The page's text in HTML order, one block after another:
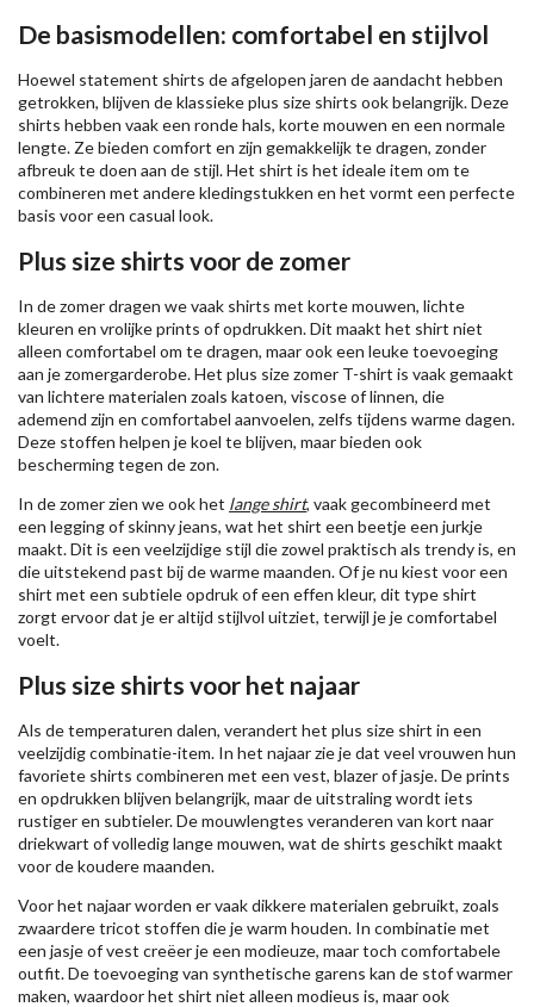
De basismodellen: comfortabel en stijlvol
Hoewel statement shirts de afgelopen jaren de aandacht hebben
getrokken, blijven de klassieke plus size shirts ook belangrijk. Deze
shirts hebben vaak een ronde hals, korte mouwen en een normale
lengte. Ze bieden comfort en zijn gemakkelijk te dragen, zonder
afbreuk te doen aan de stijl. Het shirt is het ideale item om te
combineren met andere kledingstukken en het vormt een perfecte
basis voor een casual look.
Plus size shirts voor de zomer
In de zomer dragen we vaak shirts met korte mouwen, lichte
kleuren en vrolijke prints of opdrukken. Dit maakt het shirt niet
alleen comfortabel om te dragen, maar ook een leuke toevoeging
aan je zomergarderobe. Het plus size zomer T-shirt is vaak gemaakt
van lichtere materialen zoals katoen, viscose of linnen, die
ademend zijn en comfortabel aanvoelen, zelfs tijdens warme dagen.
Deze stoffen helpen je koel te blijven, maar bieden ook
bescherming tegen de zon.
In de zomer zien we ook het lange shirt, vaak gecombineerd met
een legging of skinny jeans, wat het shirt een beetje een jurkje
maakt. Dit is een veelzijdige stijl die zowel praktisch als trendy is, en
die uitstekend past bij de warme maanden. Of je nu kiest voor een
shirt met een subtiele opdruk of een effen kleur, dit type shirt
zorgt ervoor dat je er altijd stijlvol uitziet, terwijl je je comfortabel
voelt.
Plus size shirts voor het najaar
Als de temperaturen dalen, verandert het plus size shirt in een
veelzijdig combinatie-item. In het najaar zie je dat veel vrouwen hun
favoriete shirts combineren met een vest, blazer of jasje. De prints
en opdrukken blijven belangrijk, maar de uitstraling wordt iets
rustiger en subtieler. De mouwlengtes veranderen van kort naar
driekwart of volledig lange mouwen, wat de shirts geschikt maakt
voor de koudere maanden.
Voor het najaar worden er vaak dikkere materialen gebruikt, zoals
zwaardere tricot stoffen die je warm houden. In combinatie met
een jasje of vest creëer je een modieuze, maar toch comfortabele
outfit. De toevoeging van synthetische garens kan de stof warmer
maken, waardoor het shirt niet alleen modieus is, maar ook